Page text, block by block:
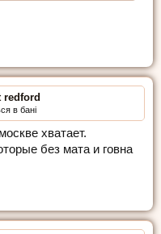
redford
в бані
хватает.
без мата и говна